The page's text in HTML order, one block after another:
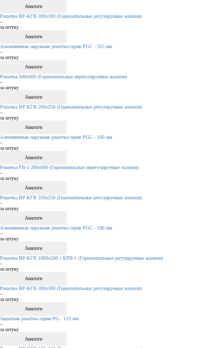
Аналоги
Решетка ВР-КГВ 200х100 (Горизонтальные регулируемые жалюзи)
–
за штуку
Аналоги
Алюминиевая наружная решетка серии PGC - 315 мм
–
за штуку
Аналоги
Решетка 500х600 (Горизонтальные нерегулируемые жалюзи)
–
за штуку
Аналоги
Решетка ВР-КГВ 200х250 (Горизонтальные регулируемые жалюзи)
–
за штуку
Аналоги
Алюминиевая наружная решетка серии PGC - 160 мм
–
за штуку
Аналоги
Решетка PB-1-200х600 (Горизонтальные нерегулируемые жалюзи)
–
за штуку
Аналоги
Решетка ВР-КГВ 250х250 (Горизонтальные регулируемые жалюзи)
–
за штуку
Аналоги
Алюминиевая наружная решетка серии PGC - 100 мм
–
за штуку
Аналоги
Решетка ВР-КГВ 1000х500 с КРВ-1 (Горизонтальные регулируемые жалюзи)
–
за штуку
Аналоги
Решетка ВР-КГВ 300х300 (Горизонтальные регулируемые жалюзи)
–
за штуку
Аналоги
Защитная решётка серии PG - 125 мм
–
за штуку
Аналоги